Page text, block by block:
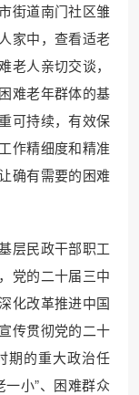
街道南门社区雏
家中，查看适老
老人亲切交谈，
难老年群体的基
可持续，有效保
作精细度和精准
确有需要的困难
层民政干部职工
党的二十届三中
化改革推进中国
传贯彻党的二十
期的重大政治任
小”、困难群众